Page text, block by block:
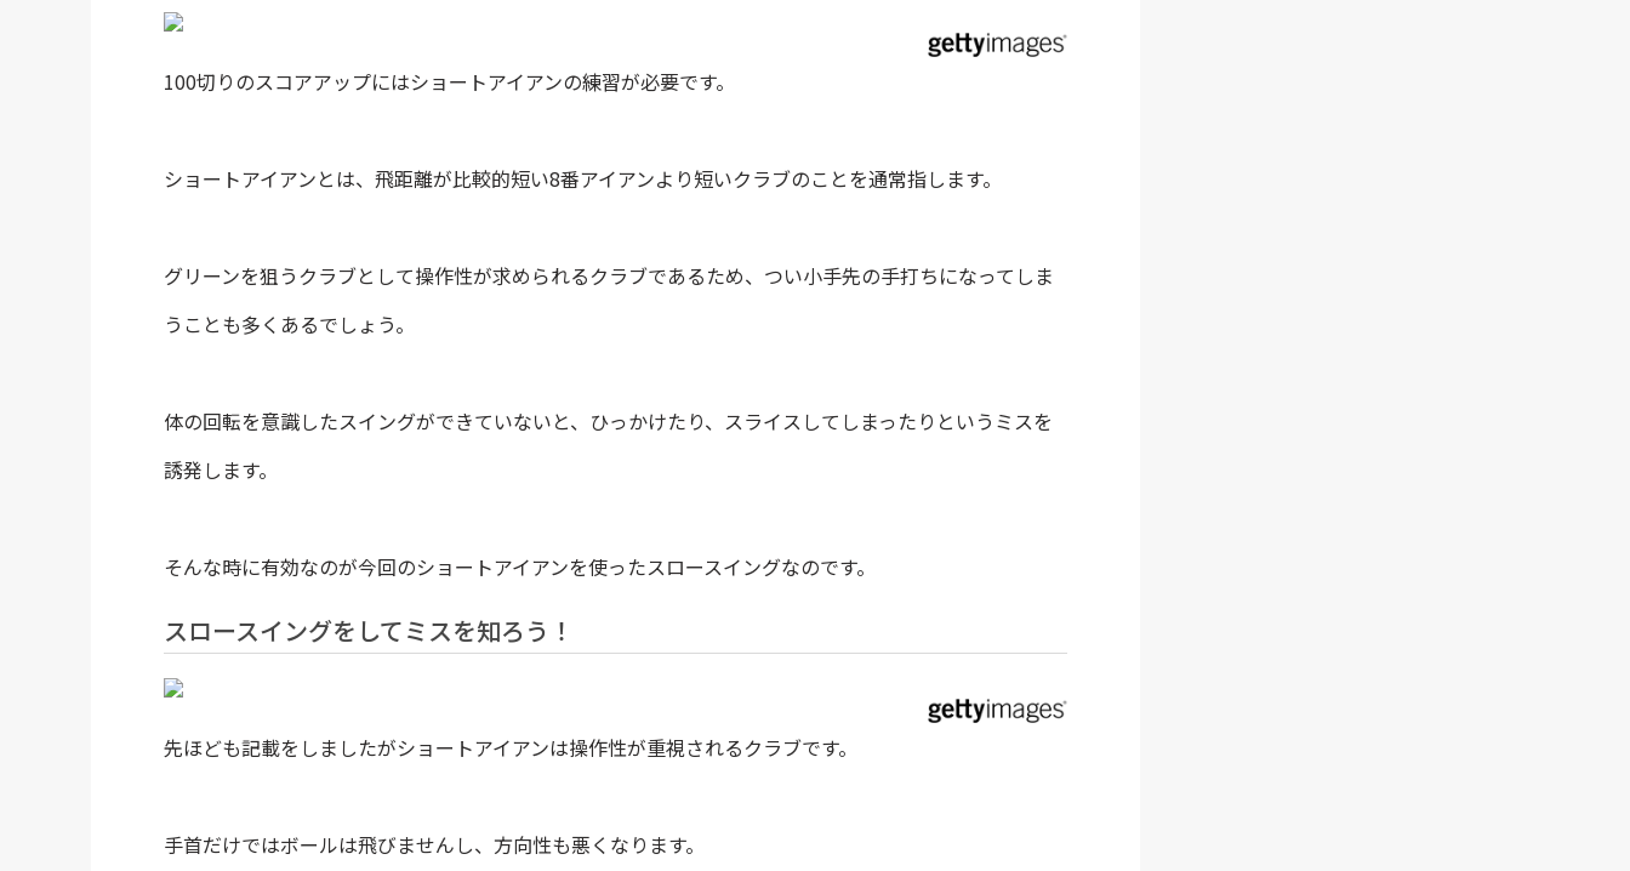
100切りのスコアアップにはショートアイアンの練習が必要です。
ショートアイアンとは、飛距離が比較的短い8番アイアンより短いクラブのことを通常指します。
グリーンを狙うクラブとして操作性が求められるクラブであるため、つい小手先の手打ちになってしま
うことも多くあるでしょう。
体の回転を意識したスイングができていないと、ひっかけたり、スライスしてしまったりというミスを
誘発します。
そんな時に有効なのが今回のショートアイアンを使ったスロースイングなのです。
スロースイングをしてミスを知ろう！
先ほども記載をしましたがショートアイアンは操作性が重視されるクラブです。
手首だけではボールは飛びませんし、方向性も悪くなります。